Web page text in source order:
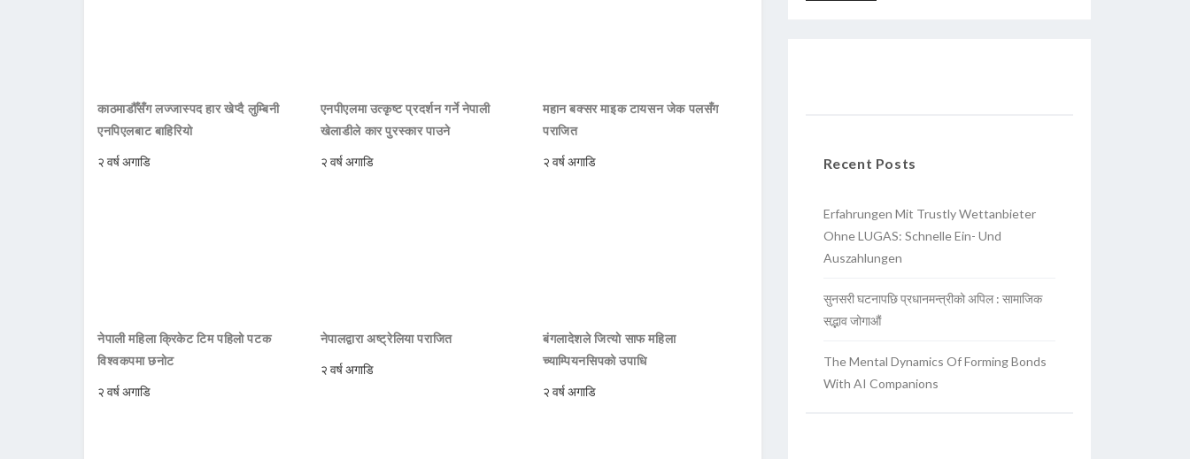
काठमाडौँसँग लज्जास्पद हार खेप्दै लुम्बिनी
एनपिएलबाट बाहिरियो
२ वर्ष अगाडि
एनपीएलमा उत्कृष्ट प्रदर्शन गर्ने नेपाली
खेलाडीले कार पुरस्कार पाउने
२ वर्ष अगाडि
महान बक्सर माइक टायसन जेक पलसँग
पराजित
२ वर्ष अगाडि
नेपाली महिला क्रिकेट टिम पहिलो पटक
विश्वकपमा छनोट
२ वर्ष अगाडि
नेपालद्वारा अष्ट्रेलिया पराजित
२ वर्ष अगाडि
बंगलादेशले जित्याे साफ महिला
च्याम्पियनसिपको उपाधि
२ वर्ष अगाडि
Recent Posts
Erfahrungen Mit Trustly Wettanbieter
Ohne LUGAS: Schnelle Ein- Und
Auszahlungen
सुनसरी घटनापछि प्रधानमन्त्रीको अपिल : सामाजिक
सद्भाव जोगाऔं
The Mental Dynamics Of Forming Bonds
With AI Companions